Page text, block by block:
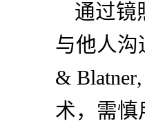
通过镜
与他人沟
& Blatner
术，需慎